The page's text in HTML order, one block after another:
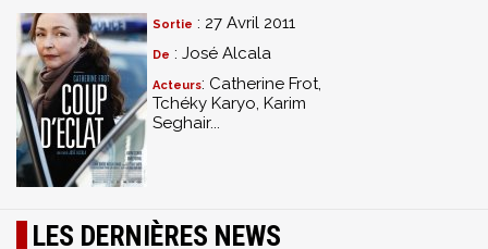
Sortie : 27 Avril 2011
De : José Alcala
Acteurs: Catherine Frot,
Tchéky Karyo, Karim
Seghair...
LES DERNIÈRES NEWS